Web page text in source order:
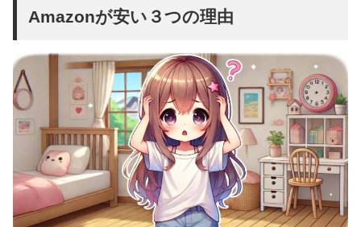
Amazonが安い３つの理由